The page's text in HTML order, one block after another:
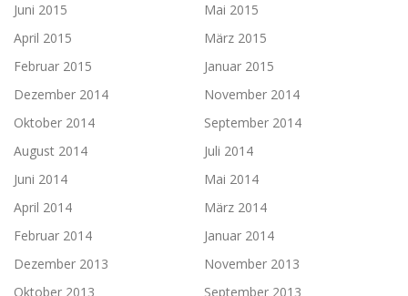
Juni 2015
Mai 2015
April 2015
März 2015
Februar 2015
Januar 2015
Dezember 2014
November 2014
Oktober 2014
September 2014
August 2014
Juli 2014
Juni 2014
Mai 2014
April 2014
März 2014
Februar 2014
Januar 2014
Dezember 2013
November 2013
Oktober 2013
September 2013